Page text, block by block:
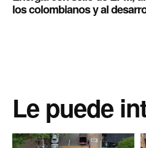
los colombianos y al
Le puede